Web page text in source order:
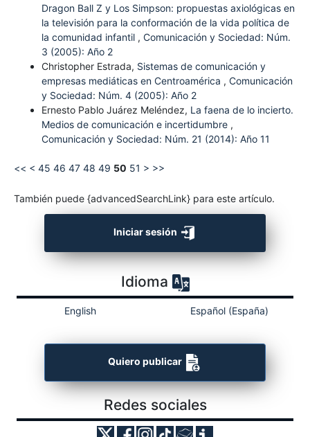
Dragon Ball Z y Los Simpson: propuestas axiológicas en
la televisión para la conformación de la vida política de
la comunidad infantil , Comunicación y Sociedad: Núm.
3 (2005): Año 2
Christopher Estrada, Sistemas de comunicación y
empresas mediáticas en Centroamérica , Comunicación
y Sociedad: Núm. 4 (2005): Año 2
Ernesto Pablo Juárez Meléndez, La faena de lo incierto.
Medios de comunicación e incertidumbre ,
Comunicación y Sociedad: Núm. 21 (2014): Año 11
<< < 45 46 47 48 49 50 51 > >>
También puede {advancedSearchLink} para este artículo.
Iniciar sesión
Idioma
English Español (España)
Quiero publicar
Redes sociales